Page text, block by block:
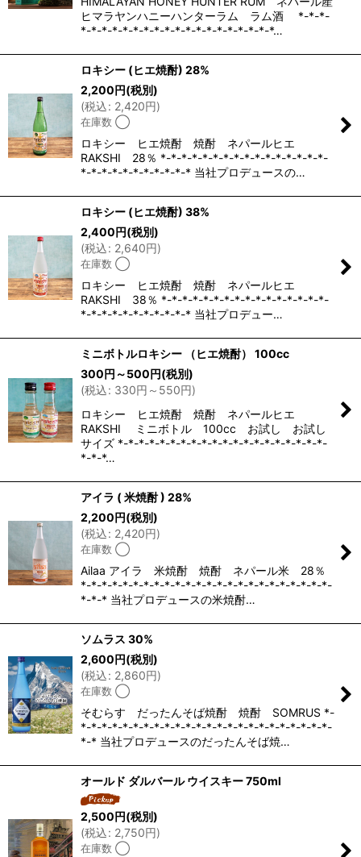
ヒマラヤンハニーハンターラム ラム酒 *-*-*-
*-*-*-*-*-*-*-*-*-*-*-*-*-*-*-*-*-*-*…
ロキシー (ヒエ焼酎) 28%
2,200円(税別)
(税込: 2,420円)
在庫数 ◯
ロキシー ヒエ焼酎 焼酎 ネパールヒエ
RAKSHI 28％ *-*-*-*-*-*-*-*-*-*-*-*-*-*-*-*-
*-*-*-*-*-*-*-*-*-*-* 当社プロデュースの…
ロキシー (ヒエ焼酎) 38%
2,400円(税別)
(税込: 2,640円)
在庫数 ◯
ロキシー ヒエ焼酎 焼酎 ネパールヒエ
RAKSHI 38％ *-*-*-*-*-*-*-*-*-*-*-*-*-*-*-*-
*-*-*-*-*-*-*-*-*-*-* 当社プロデュー…
ミニボトルロキシー （ヒエ焼酎） 100cc
300円 ～500円(税別)
(税込: 330円 ～550円)
ロキシー ヒエ焼酎 焼酎 ネパールヒエ
RAKSHI ミニボトル 100cc お試し お試し
サイズ *-*-*-*-*-*-*-*-*-*-*-*-*-*-*-*-*-*-*-*-
*-*-*…
アイラ ( 米焼酎 ) 28%
2,200円(税別)
(税込: 2,420円)
在庫数 ◯
Ailaa アイラ 米焼酎 焼酎 ネパール米 28％
*-*-*-*-*-*-*-*-*-*-*-*-*-*-*-*-*-*-*-*-*-*-*-*-
*-*-* 当社プロデュースの米焼酎…
ソムラス 30%
2,600円(税別)
(税込: 2,860円)
在庫数 ◯
そむらす だったんそば焼酎 焼酎 SOMRUS *-
*-*-*-*-*-*-*-*-*-*-*-*-*-*-*-*-*-*-*-*-*-*-*-*-
*-* 当社プロデュースのだったんそば焼…
オールド ダルバール ウイスキー 750ml
2,500円(税別)
(税込: 2,750円)
在庫数 ◯